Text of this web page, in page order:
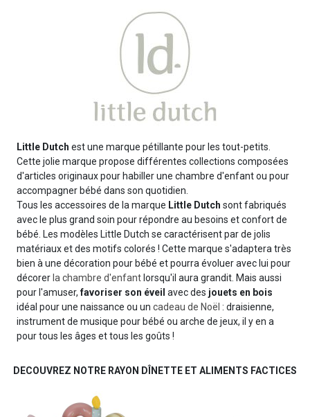
Little Dutch est une marque pétillante pour les tout-petits.
Cette jolie marque propose différentes collections composées
d'articles originaux pour habiller une chambre d'enfant ou pour
accompagner bébé dans son quotidien.
Tous les accessoires de la marque Little Dutch sont fabriqués
avec le plus grand soin pour répondre au besoins et confort de
bébé. Les modèles Little Dutch se caractérisent par de jolis
matériaux et des motifs colorés ! Cette marque s'adaptera très
bien à une décoration pour bébé et pourra évoluer avec lui pour
décorer la chambre d'enfant lorsqu'il aura grandit. Mais aussi
pour l'amuser,favoriser son éveil avec des jouets en bois
idéal pour une naissance ou un cadeau de Noël : draisienne,
instrument de musique pour bébé ou arche de jeux, il y en a
pour tous les âges et tous les goûts !
DECOUVREZ NOTRE RAYON DÎNETTE ET ALIMENTS FACTICES